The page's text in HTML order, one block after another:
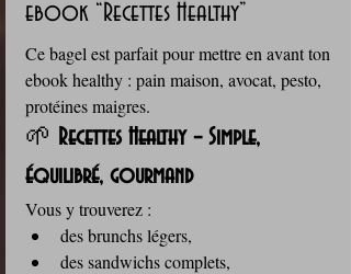
ebook “Recettes Healthy”
Ce bagel est parfait pour mettre en avant ton
ebook healthy : pain maison, avocat, pesto,
protéines maigres.
🌱 Recettes Healthy – Simple,
équilibré, gourmand
Vous y trouverez :
des brunchs légers,
des sandwichs complets,